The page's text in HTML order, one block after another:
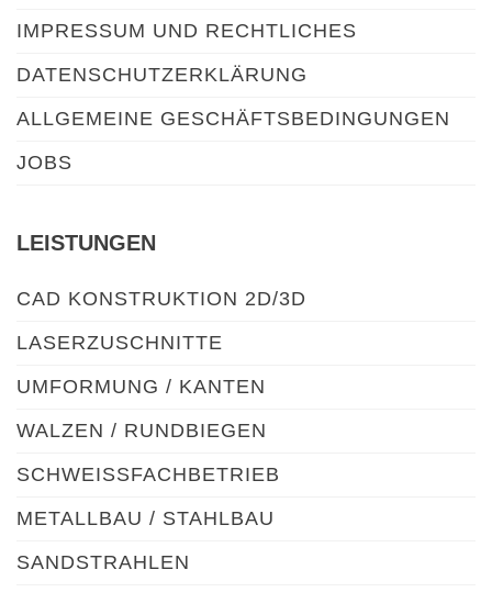
IMPRESSUM UND RECHTLICHES
DATENSCHUTZERKLÄRUNG
ALLGEMEINE GESCHÄFTSBEDINGUNGEN
JOBS
LEISTUNGEN
CAD KONSTRUKTION 2D/3D
LASERZUSCHNITTE
UMFORMUNG / KANTEN
WALZEN / RUNDBIEGEN
SCHWEISSFACHBETRIEB
METALLBAU / STAHLBAU
SANDSTRAHLEN